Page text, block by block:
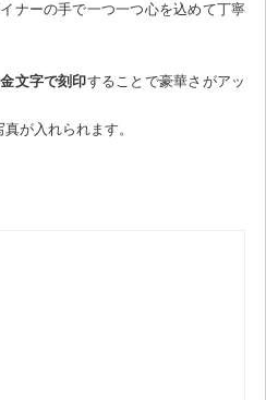
ナーの手で一つ一つ心を込めて丁寧
文字で刻印することで豪華さがアッ
が入れられます。